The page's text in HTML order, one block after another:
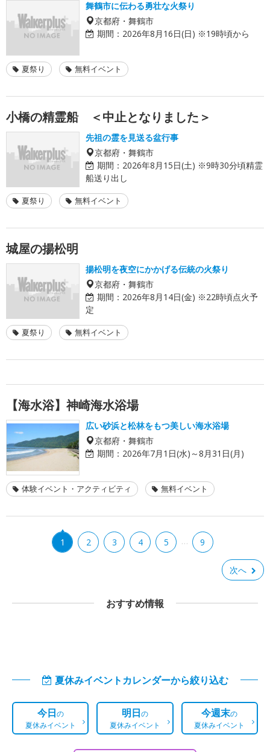
舞鶴市に伝わる勇壮な火祭り
京都府・舞鶴市
期間： 2026年8月16日(日) ※19時頃から
夏祭り 無料イベント
小橋の精霊船 ＜中止となりました＞
先祖の霊を見送る盆行事
京都府・舞鶴市
期間： 2026年8月15日(土) ※9時30分頃精霊
船送り出し
夏祭り 無料イベント
城屋の揚松明
揚松明を夜空にかかげる伝統の火祭り
京都府・舞鶴市
期間： 2026年8月14日(金) ※22時頃点火予
定
夏祭り 無料イベント
【海水浴】神崎海水浴場
広い砂浜と松林をもつ美しい海水浴場
京都府・舞鶴市
期間： 2026年7月1日(水)～8月31日(月)
体験イベント・アクティビティ 無料イベント
1 2 3 4 5 … 9
次へ
おすすめ情報
夏休みイベントカレンダーから絞り込む
今日の
夏休みイベント
明日の
夏休みイベント
今週末の
夏休みイベント